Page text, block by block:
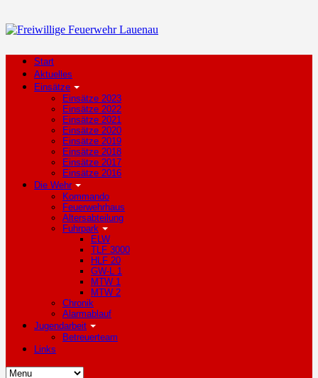
Start
Aktuelles
Einsätze
Einsätze 2023
Einsätze 2022
Einsätze 2021
Einsätze 2020
Einsätze 2019
Einsätze 2018
Einsätze 2017
Einsätze 2016
Die Wehr
Kommando
Feuerwehrhaus
Altersabteilung
Fuhrpark
ELW
TLF 3000
HLF 20
GW-L 1
MTW 1
MTW 2
Chronik
Alarmablauf
Jugendarbeit
Betreuerteam
Links